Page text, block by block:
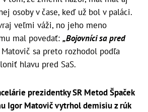
osoby v čase, keď už bol v paláci.
veľmi váži, no jeho meno
mal povedať: „Bojovníci sa pred
sa preto rozhodol podľa
hlavu pred SaS.
prezidentky SR Metod Špaček
Igor Matovič vytrhol demisiu z rúk